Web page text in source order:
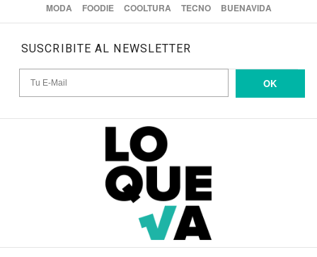
MODA FOODIE COOLTURA TECNO BUENAVIDA
SUSCRIBITE AL NEWSLETTER
OK